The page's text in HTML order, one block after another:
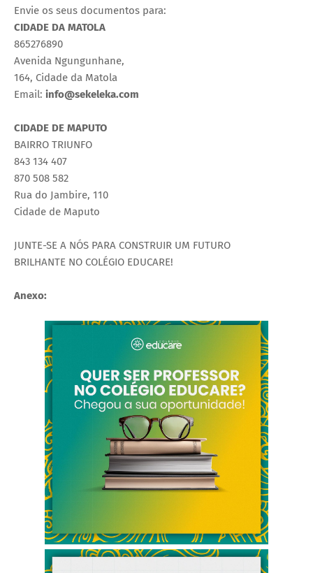
Envie os seus documentos para:
CIDADE DA MATOLA
865276890
Avenida Ngungunhane,
164, Cidade da Matola
Email: info@sekeleka.com
CIDADE DE MAPUTO
BAIRRO TRIUNFO
843 134 407
870 508 582
Rua do Jambire, 110
Cidade de Maputo
JUNTE-SE A NÓS PARA CONSTRUIR UM FUTURO
BRILHANTE NO COLÉGIO EDUCARE!
Anexo: